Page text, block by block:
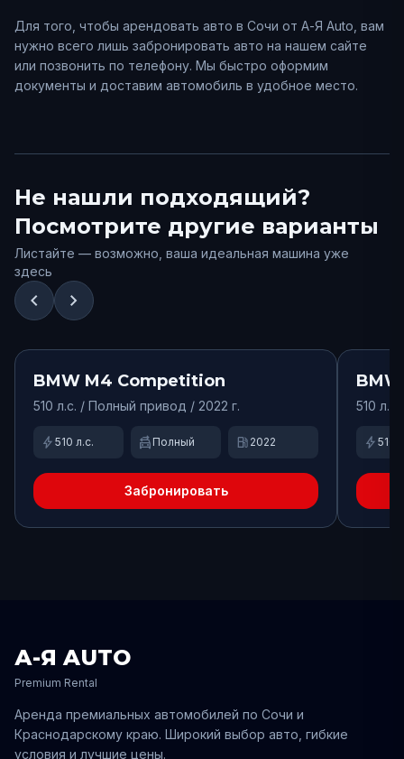
Для того, чтобы арендовать авто в Сочи от А-Я Auto, вам
нужно всего лишь забронировать авто на нашем сайте
или позвонить по телефону. Мы быстро оформим
документы и доставим автомобиль в удобное место.
Не нашли подходящий?
Посмотрите другие варианты
Листайте — возможно, ваша идеальная машина уже
здесь
chevron_left chevron_right
Доступно
BMW M4 Competition
510 л.с. / Полный привод / 2022 г.
bolt 510 л.с. swap_driving_apps Полный local_gas_station 2022
Забронировать
BMW
510
bolt510
А-Я AUTO
Premium Rental
Аренда премиальных автомобилей по Сочи и
Краснодарскому краю. Широкий выбор авто, гибкие
условия и лучшие цены.